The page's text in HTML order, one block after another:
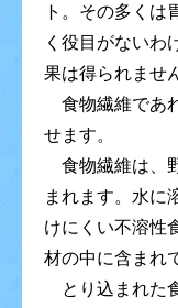
ト。その多くは
く役目がないわ
果は得られませ
食物繊維であ
せます。
食物繊維は、
まれます。水に
けにくい不溶性
材の中に含まれ
とり込まれた